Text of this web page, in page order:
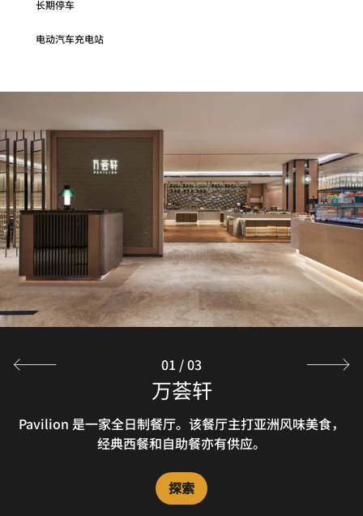
长期停车
电动汽车充电站
万荟轩
Pavilion 是一家全日制餐厅。该餐厅主打亚洲风味美食，
经典西餐和自助餐亦有供应。
探索
御公馆
御公馆精选本地及长白山食材，邀您品尝满族美食、经典粤
菜及融合系列美味佳肴。
探索
大堂吧
提供 10 至 12 种中式茗茶和经典茶秀，由 3D 打印机制作的
花式咖啡，还有精美主题下午茶套餐和调制鸡尾酒。
探索
01 /03